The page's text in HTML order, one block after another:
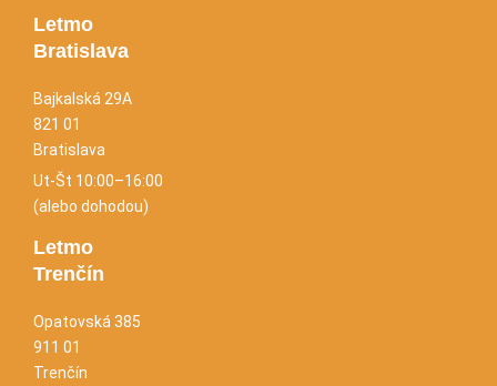
Letmo
Bratislava
Bajkalská 29A
821 01
Bratislava
Ut-Št 10:00–16:00
(alebo dohodou)
Letmo
Trenčín
Opatovská 385
911 01
Trenčín